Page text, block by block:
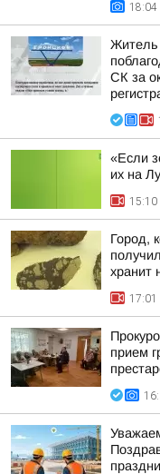
18:04
Житель
СК за
«Если
их на
15:10
Город,
хранит
17:01
прием